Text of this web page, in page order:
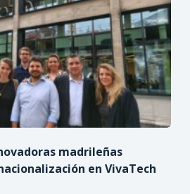
madrileñas
en VivaTech